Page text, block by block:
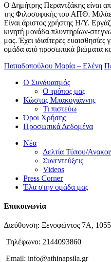
Ο Δημήτρης Περαντζάκης είναι
της Φιλοσοφικής του ΑΠΘ.
Είναι άριστος χρήστης Η/Υ.
κινητή μονάδα πλυντηρίων-
μας. Έχει ιδιαίτερες
ομάδα από προσωπικά βιώματα
Παπαδοπούλου Μαρία – Ελένη
Ο Συνδυασμός
Ο τρόπος μας
Κώστας Μπακογιάννης
Τι πιστεύω
Όροι Χρήσης
Προσωπικά Δεδομένα
Νέα
Δελτία Τύπου/
Συνεντεύξεις
Videos
Press Corner
Έλα στην ομάδα μας
Επικοινωνία
Διεύθυνση: Ξενοφώντος 7Α,
Τηλέφωνο: 2144093860
Email: info@athinapsila.gr